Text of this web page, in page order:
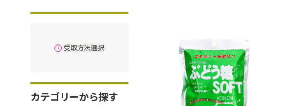
受取方法選択
カテゴリーから探す